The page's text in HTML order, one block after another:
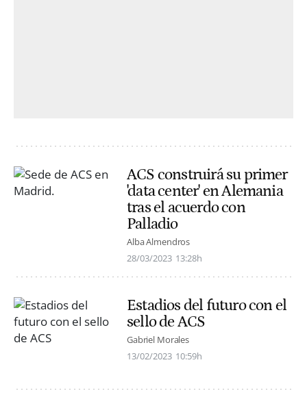
ACS construirá su primer
'data center' en Alemania
tras el acuerdo con
Palladio
Alba Almendros
28/03/2023 13:28h
Estadios del futuro con el
sello de ACS
Gabriel Morales
13/02/2023 10:59h